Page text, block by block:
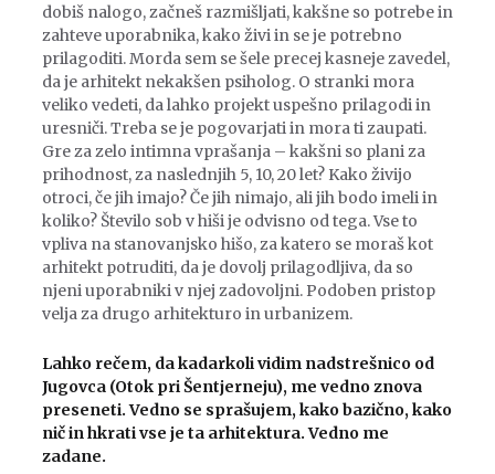
dobiš nalogo, začneš razmišljati, kakšne so potrebe in
zahteve uporabnika, kako živi in se je potrebno
prilagoditi. Morda sem se šele precej kasneje zavedel,
da je arhitekt nekakšen psiholog. O stranki mora
veliko vedeti, da lahko projekt uspešno prilagodi in
uresniči. Treba se je pogovarjati in mora ti zaupati.
Gre za zelo intimna vprašanja – kakšni so plani za
prihodnost, za naslednjih 5, 10, 20 let? Kako živijo
otroci, če jih imajo? Če jih nimajo, ali jih bodo imeli in
koliko? Število sob v hiši je odvisno od tega. Vse to
vpliva na stanovanjsko hišo, za katero se moraš kot
arhitekt potruditi, da je dovolj prilagodljiva, da so
njeni uporabniki v njej zadovoljni. Podoben pristop
velja za drugo arhitekturo in urbanizem.
Lahko rečem, da kadarkoli vidim nadstrešnico od
Jugovca (Otok pri Šentjerneju), me vedno znova
preseneti. Vedno se sprašujem, kako bazično, kako
nič in hkrati vse je ta arhitektura. Vedno me
zadane.